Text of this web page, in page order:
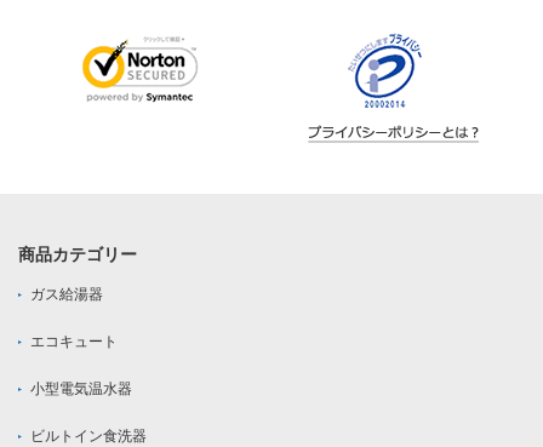
商品カテゴリー
ガス給湯器
エコキュート
小型電気温水器
ビルトイン食洗器